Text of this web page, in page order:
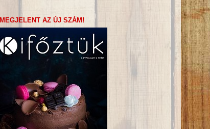
MEGJELENT AZ ÚJ SZÁM!